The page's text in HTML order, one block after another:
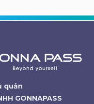
quản
GONNAPASS